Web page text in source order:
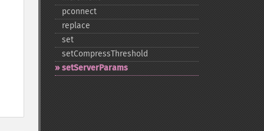
pconnect
replace
set
setCompressThreshold
setServerParams